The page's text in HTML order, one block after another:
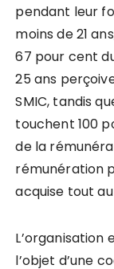
pendant leur
moins de 21
67 pour cent
25 ans
SMIC, tandis
touchent 100
de la
rémunération
acquise tout
L’organisation
l’objet d’une